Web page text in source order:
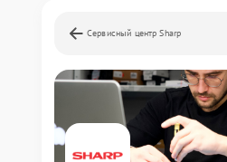
Сервисный центр Sharp